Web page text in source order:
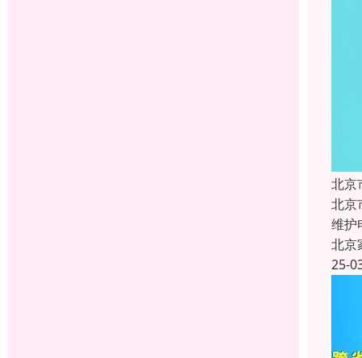
北京
北京
维护
北京
25-